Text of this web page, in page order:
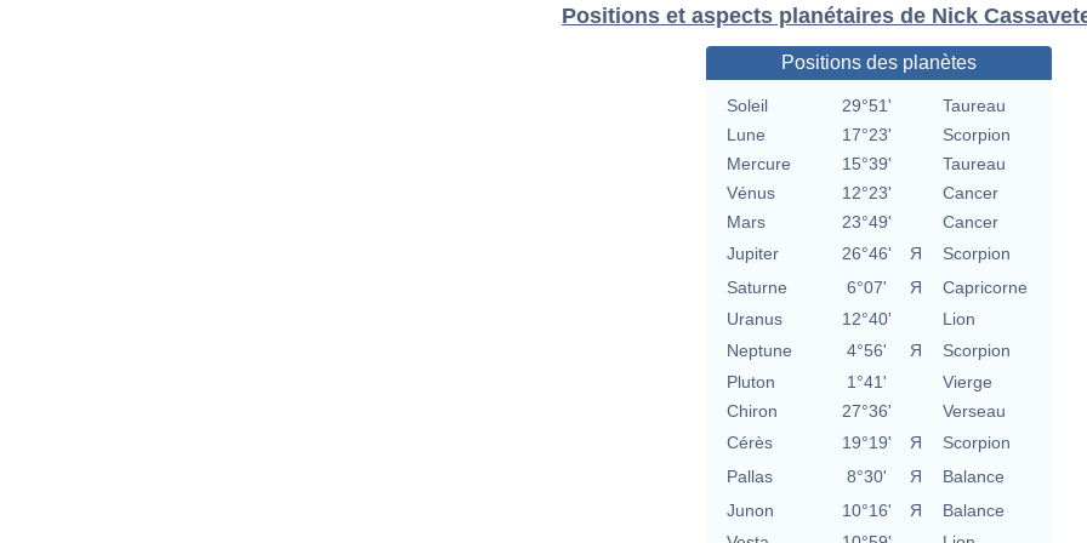
Positions et aspects planétaires de Nick
Positions des planètes
Soleil 29°51'
Taureau
Lune
17°23'
Scorpion
Mercure
15°39'
Taureau
Vénus
12°23'
Cancer
Mars
23°49'
Cancer
Jupiter
26°46' Я
Scorpion
Saturne
6°07' Я
Capricorne
Uranus
12°40'
Lion
Neptune
4°56' Я
Scorpion
Pluton
1°41'
Vierge
Chiron
27°36'
Verseau
Cérès
19°19' Я
Scorpion
Pallas
8°30' Я
Balance
Junon
10°16' Я
Balance